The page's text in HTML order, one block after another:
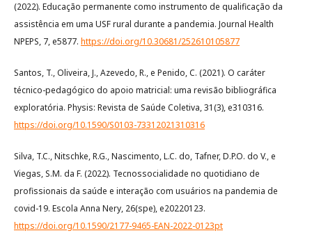
(2022). Educação permanente como instrumento de qualificação da
assistência em uma USF rural durante a pandemia. Journal Health
NPEPS, 7, e5877. https://doi.org/10.30681/252610105877
Santos, T., Oliveira, J., Azevedo, R., e Penido, C. (2021). O caráter
técnico-pedagógico do apoio matricial: uma revisão bibliográfica
exploratória. Physis: Revista de Saúde Coletiva, 31(3), e310316.
https://doi.org/10.1590/S0103-73312021310316
Silva, T.C., Nitschke, R.G., Nascimento, L.C. do, Tafner, D.P.O. do V., e
Viegas, S.M. da F. (2022). Tecnossocialidade no quotidiano de
profissionais da saúde e interação com usuários na pandemia de
covid-19. Escola Anna Nery, 26(spe), e20220123.
https://doi.org/10.1590/2177-9465-EAN-2022-0123pt